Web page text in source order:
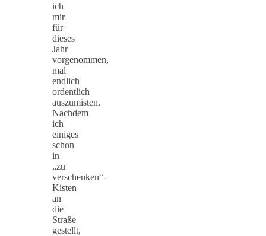
ich
mir
für
dieses
Jahr
vorgenommen,
mal
endlich
ordentlich
auszumisten.
Nachdem
ich
einiges
schon
in
„zu
verschenken“-
Kisten
an
die
Straße
gestellt,